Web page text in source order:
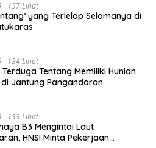
157 Lihat
yang Terlelap Selamanya di
134 Lihat
Terduga Tentang Memiliki Hunian
Jantung Pangandaran
133 Lihat
B3 Mengintai Laut
HNSI Minta Pekerjaan